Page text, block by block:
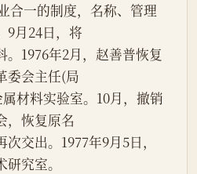
合一的制度，名称、管理
9月24日，将
1976年2月，赵善普恢复
委会主任(局
材料实验室。10月，撤销
，恢复原名
交出。1977年9月5日，
究室。